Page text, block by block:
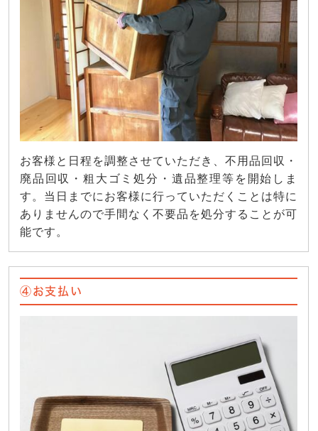
お客様と日程を調整させていただき、不用品回収・
廃品回収・粗大ゴミ処分・遺品整理等を開始しま
す。当日までにお客様に行っていただくことは特に
ありませんので手間なく不要品を処分することが可
能です。
④お支払い